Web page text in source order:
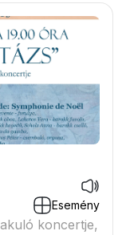
Esemény
koncertje,